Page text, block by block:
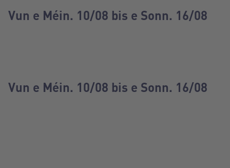
Vun e Méin. 10/08 bis e Sonn. 16/08
Vun e Méin. 10/08 bis e Sonn. 16/08